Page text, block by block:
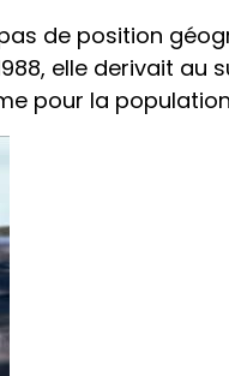
pas de position
elle derivait
pour la population